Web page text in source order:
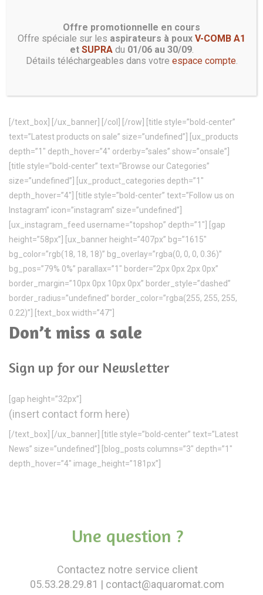
0.06)” bg_pos=”51% 35%” border=”1px 1px 1px 1px”
border_margin=”10px 10px 10px 10px” border_style=”dashed”
border_color=”rgba(0, 0, 0, 0.16)”] [text_box width=”68″
[/text_box] [/ux_banner] [/col] [/row] [title style=”bold-center”
text=”Latest products on sale” size=”undefined”] [ux_products
depth=”1″ depth_hover=”4″ orderby=”sales” show=”onsale”]
[title style=”bold-center” text=”Browse our Categories”
size=”undefined”] [ux_product_categories depth=”1″
depth_hover=”4″] [title style=”bold-center” text=”Follow us on
Instagram” icon=”instagram” size=”undefined”]
[ux_instagram_feed username=”topshop” depth=”1″] [gap
height=”58px”] [ux_banner height=”407px” bg=”1615″
bg_color=”rgb(18, 18, 18)” bg_overlay=”rgba(0, 0, 0, 0.36)”
bg_pos=”79% 0%” parallax=”1″ border=”2px 0px 2px 0px”
border_margin=”10px 0px 10px 0px” border_style=”dashed”
border_radius=”undefined” border_color=”rgba(255, 255, 255,
0.22)”] [text_box width=”47″]
Don’t miss a sale
Sign up for our Newsletter
[gap height=”32px”]
(insert contact form here)
[/text_box] [/ux_banner] [title style=”bold-center” text=”Latest
News” size=”undefined”] [blog_posts columns=”3″ depth=”1″
depth_hover=”4″ image_height=”181px”]
Une question ?
Contactez notre service client
05.53.28.29.81 | contact@aquaromat.com
Offre promotionnelle en cours
Offre spéciale sur les aspirateurs à poux V-COMB A1
et SUPRAdu 01/06 au 30/09.
Détails téléchargeables dans votre espace compte.